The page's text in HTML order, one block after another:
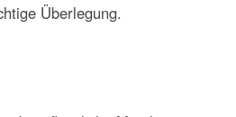
Überlegung.